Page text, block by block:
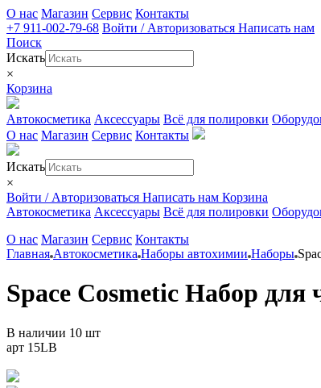
О нас Магазин Сервис Контакты
+7 911-002-79-68 Войти / Авторизоваться Написать нам
Поиск
Искать
×
Корзина
Автокосметика Аксессуары Всё для полировки
О нас Магазин Сервис Контакты
Искать
×
Войти / Авторизоваться Написать нам Корзина
Автокосметика Аксессуары Всё для полировки
О нас Магазин Сервис Контакты
Главная Автокосметика Наборы автохимии Наборы
Space Cosmetic Набор
В наличии 10 шт
арт 15LB